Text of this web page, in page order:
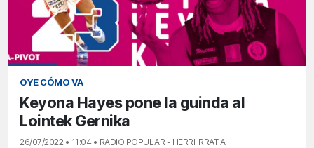
OYE CÓMO VA
Keyona Hayes pone la guinda al
Lointek Gernika
26/07/2022 • 11:04 • RADIO POPULAR - HERRI IRRATIA